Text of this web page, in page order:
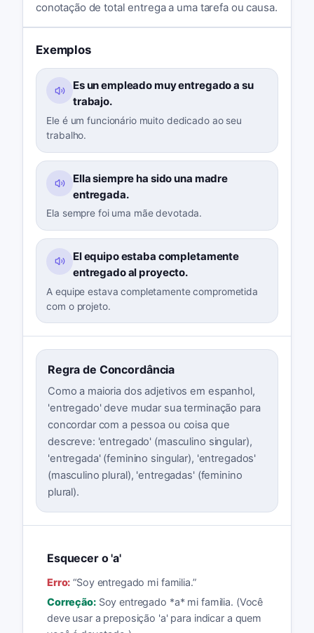
conotação de total entrega a uma tarefa ou causa.
Exemplos
Es un empleado muy entregado a su
trabajo.
Ele é um funcionário muito dedicado ao seu
trabalho.
Ella siempre ha sido una madre
entregada.
Ela sempre foi uma mãe devotada.
El equipo estaba completamente
entregado al proyecto.
A equipe estava completamente comprometida
com o projeto.
Regra de Concordância
Como a maioria dos adjetivos em espanhol,
'entregado' deve mudar sua terminação para
concordar com a pessoa ou coisa que
descreve: 'entregado' (masculino singular),
'entregada' (feminino singular), 'entregados'
(masculino plural), 'entregadas' (feminino
plural).
Esquecer o 'a'
Erro: “Soy entregado mi familia.”
Correção: Soy entregado *a* mi familia. (Você
deve usar a preposição 'a' para indicar a quem